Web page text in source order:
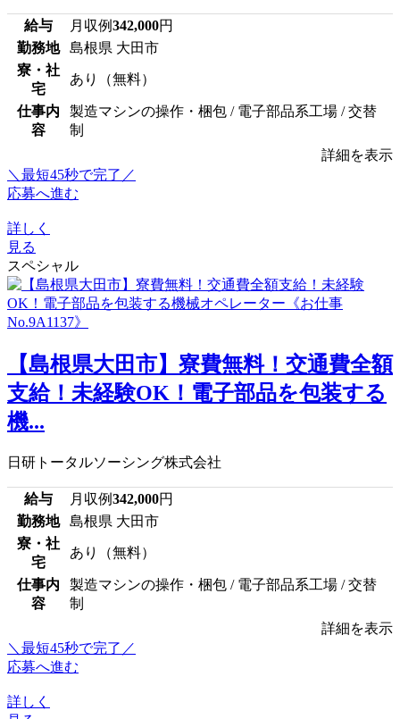
給与 月収例342,000円
勤務地
島根県 大田市
寮・社
宅
あり（無料）
仕事内
容
製造マシンの操作・梱包 / 電子部品系工場 / 交替
制
詳細を表示
＼最短45秒で完了／
応募へ進む
詳しく
見る
スペシャル
【島根県大田市】寮費無料！交通費全額
支給！未経験OK！電子部品を包装する
機...
日研トータルソーシング株式会社
給与 月収例342,000円
勤務地
島根県 大田市
寮・社
宅
あり（無料）
仕事内
容
製造マシンの操作・梱包 / 電子部品系工場 / 交替
制
詳細を表示
＼最短45秒で完了／
応募へ進む
詳しく